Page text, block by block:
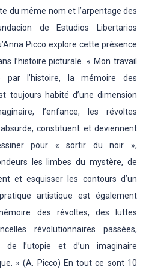
du même nom et l’arpentage des
de Estudios Libertarios
Picco explore cette présence
l’histoire picturale. « Mon travail
par l’histoire, la mémoire des
toujours habité d’une dimension
l’enfance, les révoltes
constituent et deviennent
pour « sortir du noir »,
les limbes du mystère, de
et esquisser les contours d’un
artistique est également
des révoltes, des luttes
révolutionnaires passées,
l’utopie et d’un imaginaire
» (A. Picco) En tout ce sont 10